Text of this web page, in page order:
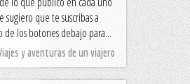
sugiero que te suscribas a
de los botones debajo para...
y aventuras de un viajero